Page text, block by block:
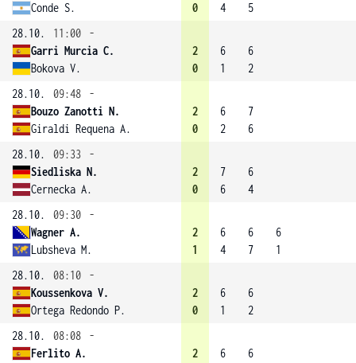
Conde S.
0
4
5
28.10.
11:00
-
Garri Murcia C.
Bokova V.
2
0
6
1
6
2
28.10.
09:48
-
Bouzo Zanotti N.
Giraldi Requena A.
2
0
6
2
7
6
28.10.
09:33
-
Siedliska N.
Cernecka A.
2
0
7
6
6
4
28.10.
09:30
-
Wagner A.
Lubsheva M.
2
1
6
4
6
7
6
1
28.10.
08:10
-
Koussenkova V.
Ortega Redondo P.
2
0
6
1
6
2
28.10.
08:08
-
Ferlito A.
2
6
6